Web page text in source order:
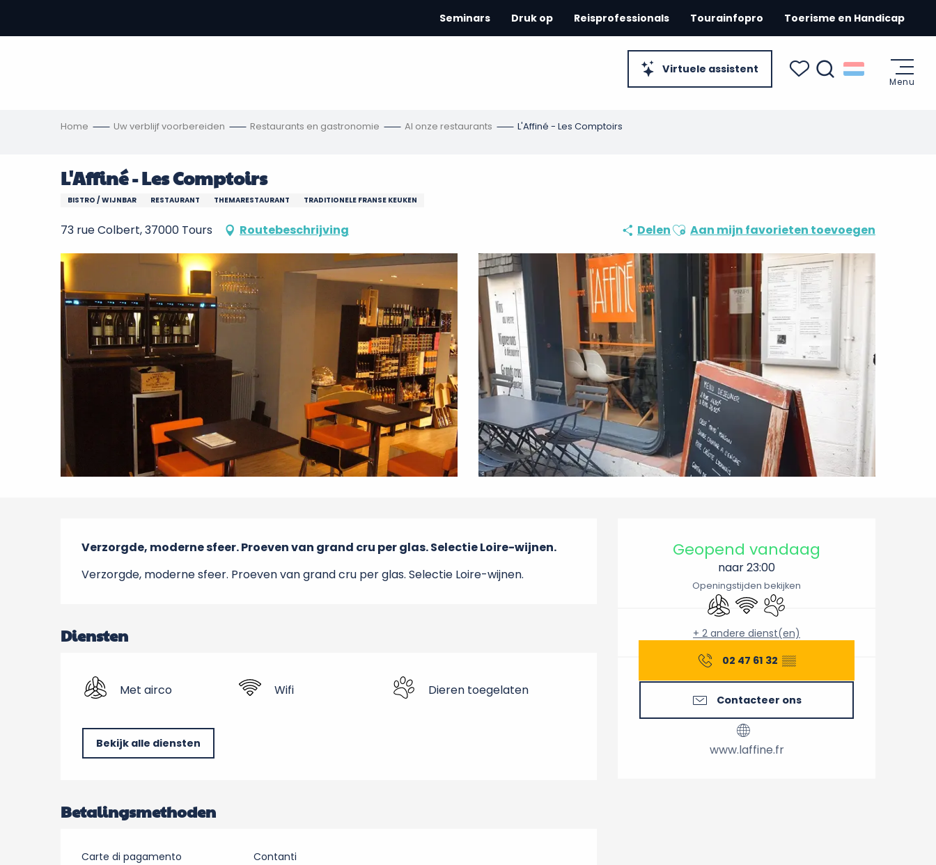
contenu
Virtuele assistent
Seminars Druk op Reisprofessionals Tourainfopro Toerisme en Handicap
Menu
Home Uw verblijf voorbereiden Restaurants en gastronomie Al onze restaurants L'Affiné - Les Comptoirs
L'Affiné - Les Comptoirs
BISTRO / WIJNBAR RESTAURANT THEMARESTAURANT TRADITIONELE FRANSE KEUKEN
73 rue Colbert, 37000 Tours Routebeschrijving DelenAjouter aux favoris
Aan mijn favorieten toevoegen
Openingstijden en
Geopend vandaag
naar 23:00
Openingstijden bekijken
Met airco
Wifi Dieren toegelaten
+ 2 andere dienst(en)
02 47 61 32 ▒▒
Contacteer ons
www.laffine.fr
Beschrijving
Verzorgde, moderne sfeer. Proeven van grand cru per glas. Selectie Loire-wijnen.
Verzorgde, moderne sfeer. Proeven van grand cru per glas. Selectie Loire-wijnen.
Diensten
Met airco Wifi Dieren toegelaten
Bekijk alle diensten
Betalingsmethoden
Carte di pagamento Contanti